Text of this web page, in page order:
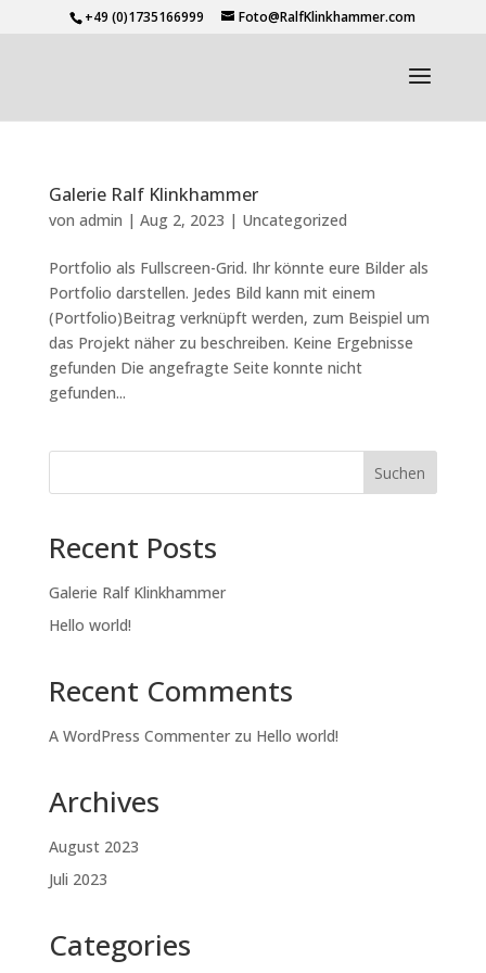
+49 (0)1735166999 Foto@RalfKlinkhammer.com
Galerie Ralf Klinkhammer
von admin | Aug 2, 2023 | Uncategorized
Portfolio als Fullscreen-Grid. Ihr könnte eure Bilder als
Portfolio darstellen. Jedes Bild kann mit einem
(Portfolio)Beitrag verknüpft werden, zum Beispiel um
das Projekt näher zu beschreiben. Keine Ergebnisse
gefunden Die angefragte Seite konnte nicht
gefunden...
Suchen
Recent Posts
Galerie Ralf Klinkhammer
Hello world!
Recent Comments
A WordPress Commenterzu Hello world!
Archives
August 2023
Juli 2023
Categories